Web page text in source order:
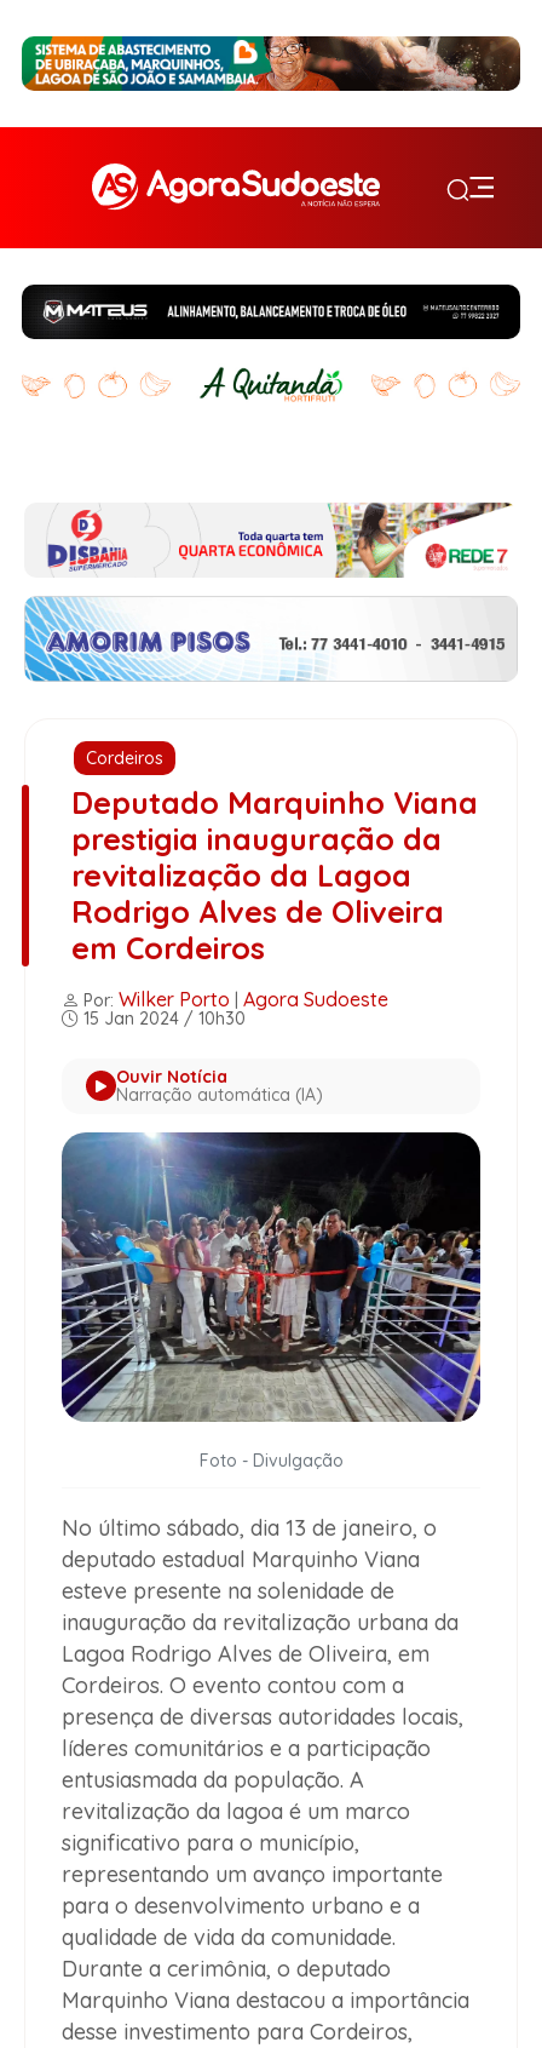
Cordeiros
Deputado Marquinho Viana
prestigia inauguração da
revitalização da Lagoa
Rodrigo Alves de Oliveira
em Cordeiros
Por: Wilker Porto Agora Sudoeste
15 Jan 2024 / 10h30
Ouvir Notícia
Narração automática (IA)
Foto - Divulgação
No último sábado, dia 13 de janeiro, o
deputado estadual Marquinho Viana
esteve presente na solenidade de
inauguração da revitalização urbana da
Lagoa Rodrigo Alves de Oliveira, em
Cordeiros. O evento contou com a
presença de diversas autoridades locais,
líderes comunitários e a participação
entusiasmada da população. A
revitalização da lagoa é um marco
significativo para o município,
representando um avanço importante
para o desenvolvimento urbano e a
qualidade de vida da comunidade.
Durante a cerimônia, o deputado
Marquinho Viana destacou a importância
desse investimento para Cordeiros,